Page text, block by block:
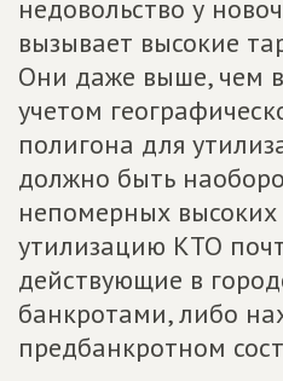
недовольство у
вызывает высокие
Они даже выше, чем
учетом
полигона для
должно быть
непомерных
утилизацию КТО
действующие в
банкротами, либо
предбанкротном